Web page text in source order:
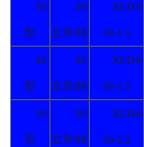
20
型
20
立升/转
XLD3-
59-1.5
26
型
26
立升/转
XLD4-
59-1.5
30
型
30
立升/转
XLD4-
59-2.2